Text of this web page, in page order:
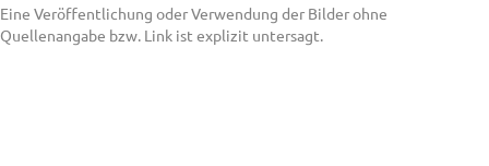
Eine Veröffentlichung oder Verwendung der Bilder ohne
Quellenangabe bzw. Link ist explizit untersagt.